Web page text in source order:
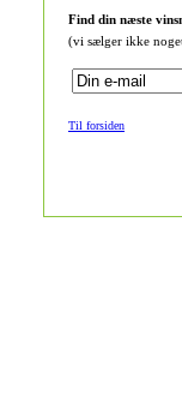
Find din næste
(vi sælger ikke
Til forsiden